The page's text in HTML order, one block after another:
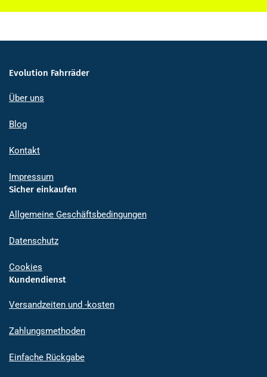
Evolution Fahrräder
Über uns
Blog
Kontakt
Impressum
Sicher einkaufen
Allgemeine Geschäftsbedingungen
Datenschutz
Cookies
Kundendienst
Versandzeiten und -kosten
Zahlungsmethoden
Einfache Rückgabe